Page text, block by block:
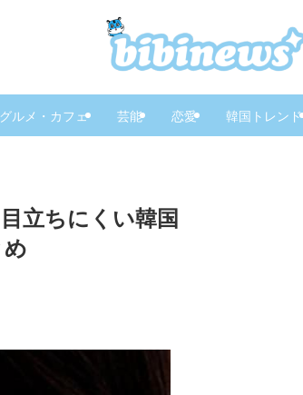
グルメ・カフェ 芸能 恋愛 韓国トレンド
立ちにくい韓国